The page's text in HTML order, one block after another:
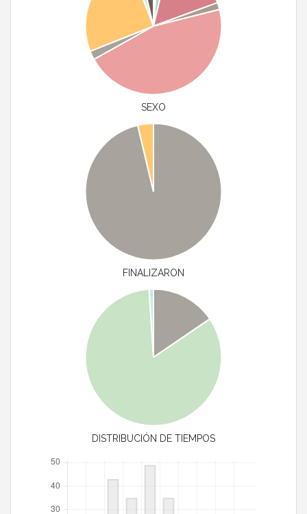
SEXO
FINALIZARON
DISTRIBUCIÓN DE TIEMPOS